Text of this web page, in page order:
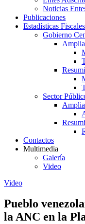
Noticias
Publicaciones
Estadísticas Fiscales
Gobierno
Sector
Contactos
Multimedia
Galería
Video
Video
Pueblo
la ANC en la